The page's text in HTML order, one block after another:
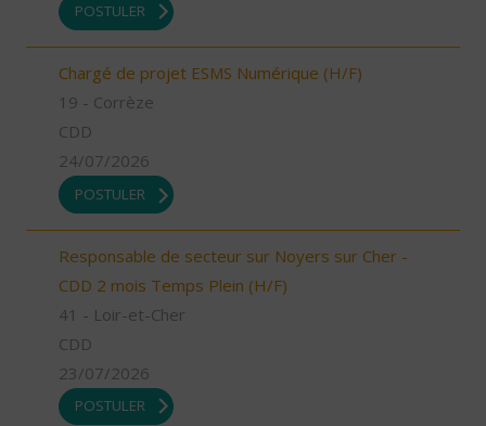
POSTULER
Chargé de projet ESMS Numérique (H/F)
19 - Corrèze
CDD
24/07/2026
POSTULER
Responsable de secteur sur Noyers sur Cher -
CDD 2 mois Temps Plein (H/F)
41 - Loir-et-Cher
CDD
23/07/2026
POSTULER